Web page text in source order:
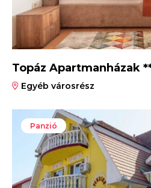
Topáz Apartmanházak
Egyéb városrész
Panzió